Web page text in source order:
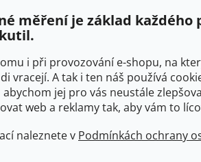
měření je základ každého
i při provozování e-shopu, na
vracejí. A tak i ten náš používá
jej pro vás neustále
web a reklamy tak, aby vám to
naleznete v Podmínkách ochrany
ochrany osobních údajů
B. ú.: